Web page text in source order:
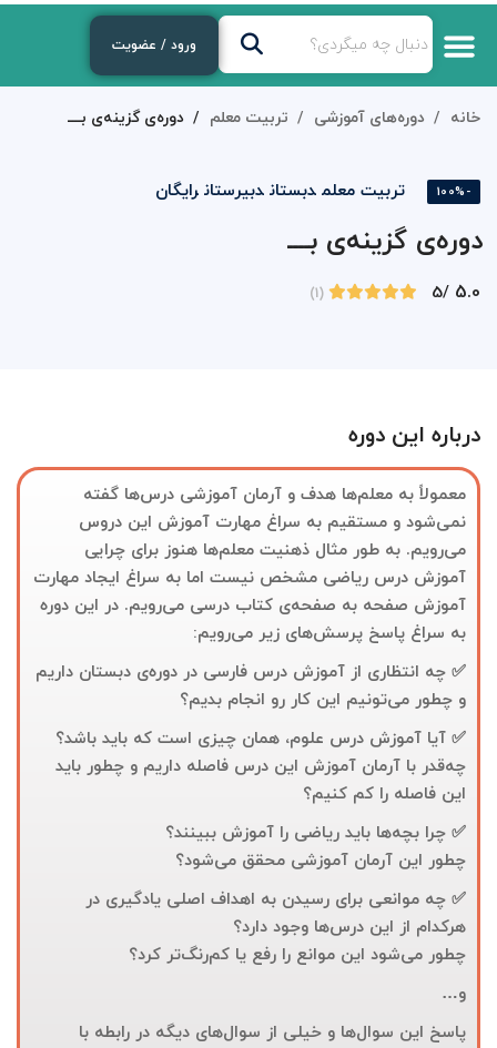
ورود / عضویت
خانه دوره‌های آموزشی تربیت معلم دوره‌ی گزینه‌ی بــــ
-100% تربیت معلم دبستان دبیرستان رایگان
دوره‌ی گزینه‌ی بــــ
5.0
/5
(1)
درباره این دوره
معمولاً به معلم‌ها هدف و آرمان آموزشی درس‌ها گفته
نمی‌شود و مستقیم به سراغ مهارت آموزش این دروس
می‌رویم. به طور مثال ذهنیت معلم‌ها هنوز برای چرایی
آموزش درس ریاضی مشخص نیست اما به سراغ ایجاد مهارت
آموزش صفحه به صفحه‌ی کتاب درسی می‌رویم. در این دوره
به سراغ پاسخ پرسش‌های زیر می‌رویم:
✅ چه انتظاری از آموزش درس فارسی در دوره‌ی دبستان داریم
و چطور می‌تونیم این کار رو انجام بدیم؟
✅ آیا آموزش درس علوم، همان چیزی است که باید باشد؟
چه‌قدر با آرمان آموزش این درس فاصله داریم و چطور باید
این فاصله را کم کنیم؟
✅ چرا بچه‌ها باید ریاضی را آموزش ببینند؟
چطور این آرمان آموزشی محقق می‌شود؟
✅ چه موانعی برای رسیدن به اهداف اصلی یادگیری در
هرکدام از این درس‌ها وجود دارد؟
چطور می‌شود این موانع را رفع یا کم‌رنگ‌تر کرد؟
و…
پاسخ این سوال‌ها و خیلی از سوال‌های دیگه در رابطه با